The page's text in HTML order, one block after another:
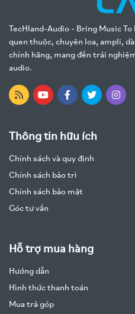
TecHland-Audio - Bring Music
quen thuộc, chuyên loa, ampli,
chính hãng, mang đến trải
audio.
Thông tin hữu ích
Chính sách và quy định
Chính sách bảo trì
Chính sách bảo mật
Góc tư vấn
Hỗ trợ mua hàng
Hướng dẫn
Hình thức thanh toán
Mua trả góp